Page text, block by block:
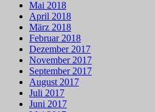
Mai 2018
April 2018
März 2018
Februar 2018
Dezember 2017
November 2017
September 2017
August 2017
Juli 2017
Juni 2017